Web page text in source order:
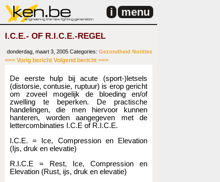
i menu
I.C.E.- OF R.I.C.E.-REGEL
donderdag, maart 3, 2005 Categories: Gezondheid Notities
<<< Vorig bericht Volgend bericht >>>
De eerste hulp bij acute (sport-)letsels
(distorsie, contusie, ruptuur) is erop gericht
om zoveel mogelijk de bloeding en/of
zwelling te beperken. De practische
handelingen, die men hiervoor kunnen
hanteren, worden aangegeven met de
lettercombinaties I.C.E of R.I.C.E.
I.C.E. = Ice, Compression en Elevation
(Ijs, druk en elevatie)
R.I.C.E = Rest, Ice, Compression en
Elevation (Rust, ijs, druk en elevatie)